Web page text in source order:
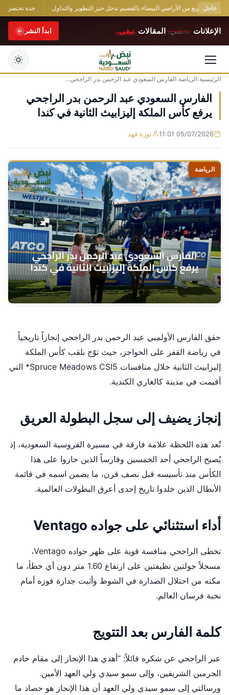
عاجل جدة تحتضن قمة
الإعلانات تختفي. المقالات تبقى. ابدأ النشر
التجاوز
إلى
الرئيسية›الرياضة›الفارس السعودي عبد الرحمن بدر الراجحي...
الفارس السعودي عبد الرحمن بدر الراجحي
يرفع كأس الملكة إليزابيث الثانية في كندا
05/07/2026 11:01 نورة فهد
الرياضة
حقق الفارس الأولمبي عبد الرحمن بدر الراجحي إنجازاً تاريخياً
في رياضة القفز على الحواجز، حيث توّج بلقب كأس الملكة
إليزابيث الثانية خلال منافسات Spruce Meadows CSI5* التي
أقيمت في مدينة كالغاري الكندية.
إنجاز يضيف إلى سجل البطولة العريق
تُعد هذه اللحظة علامة فارقة في مسيرة الفروسية السعودية، إذ
يُصبح الراجحي أحد الخمسين وفارساً الذين حازوا على هذا
الكأس منذ تأسيسه قبل نصف قرن، ما يضمن اسمه في قائمة
الأبطال الذين خلدوا تاريخ إحدى أعرق البطولات العالمية.
أداء استثنائي على جواده Ventago
تخطى الراجحي منافسة قوية على ظهر جواده Ventago،
مسجلاً جولتين نظيفتين على ارتفاع 1.60 متر دون أي خطأ، ما
مكنه من احتلال الصدارة في الشوط وأثبت جدارة فوزه أمام
نخبة فرسان العالم.
كلمة الفارس بعد التتويج
عبر الراجحي عن شكره قائلاً: “أهدي هذا الإنجاز إلى مقام خادم
الحرمين الشريفين، وإلى سمو سيدي ولي العهد الأمين.
ورسالتي إلى سمو سيدي ولي العهد أن هذا الإنجاز هو حصاد ما